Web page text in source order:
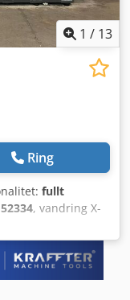
1 / 13
Ring
fullt
52334, vandring X-
X-akse:
mm, matelengde Z-
7 000 m/min